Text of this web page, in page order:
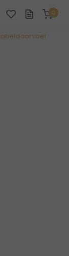
0